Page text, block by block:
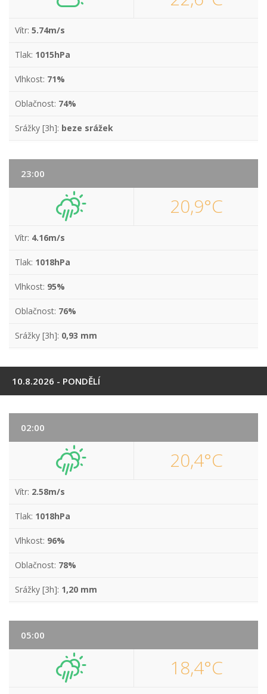
Vítr: 5.74m/s
Tlak: 1015hPa
Vlhkost: 71%
Oblačnost: 74%
Srážky [3h]: beze srážek
23:00
20,9°C
Vítr: 4.16m/s
Tlak: 1018hPa
Vlhkost: 95%
Oblačnost: 76%
Srážky [3h]: 0,93 mm
10.8.2026 - PONDĚLÍ
02:00
20,4°C
Vítr: 2.58m/s
Tlak: 1018hPa
Vlhkost: 96%
Oblačnost: 78%
Srážky [3h]: 1,20 mm
05:00
18,4°C